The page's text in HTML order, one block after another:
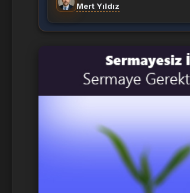
Mert Yıldız